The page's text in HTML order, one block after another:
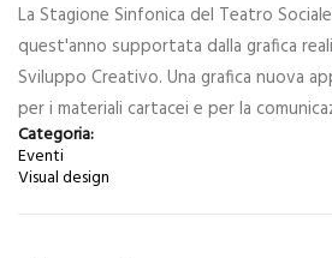
La Stagione Sinfonica del Teatro
quest'anno supportata dalla grafica
Sviluppo Creativo. Una grafica nuova
per i materiali cartacei e per la
Categoria:
Eventi
Visual design